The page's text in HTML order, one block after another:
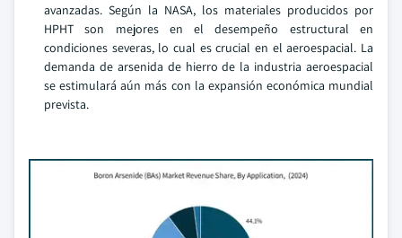
avanzadas. Según la NASA, los materiales producidos por
HPHT son mejores en el desempeño estructural en
condiciones severas, lo cual es crucial en el aeroespacial. La
demanda de arsenida de hierro de la industria aeroespacial
se estimulará aún más con la expansión económica mundial
prevista.